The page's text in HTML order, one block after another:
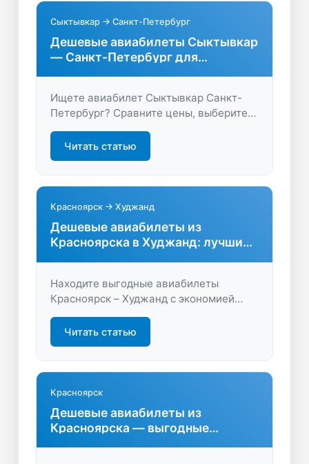
Сыктывкар → Санкт-Петербург
Дешевые авиабилеты Сыктывкар
— Санкт-Петербург для
Ищете авиабилет Сыктывкар Санкт-
Петербург? Сравните цены, выберите
лучшие варианты и отправляйтесь в
Северную столицу быстро и удобно.
Экономьте время и деньги на поиске
Читать статью
Красноярск → Худжанд
Дешевые авиабилеты из
Красноярска в Худжанд: лучшие
Находите выгодные авиабилеты
Красноярск – Худжанд с экономией
выберите удобные рейсы и
забронируйте билет онлайн на
Читать статью
Красноярск
Дешевые авиабилеты из
Красноярска — выгодные